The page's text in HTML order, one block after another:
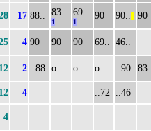
17 88.. 83..
1
69..
1
90 90.. 90
4 90 90 90 69.. 46..
12 2 ..88 о о о ..90
12 4 ..72 ..46
4